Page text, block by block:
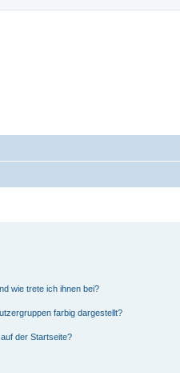
wie trete ich ihnen bei?
farbig dargestellt?
der Startseite?